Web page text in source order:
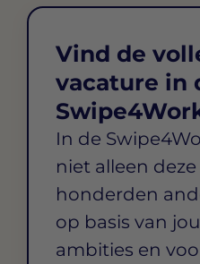
Vind de
vacature in
In de
niet alleen
honderden
op basis van
ambities en